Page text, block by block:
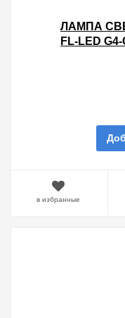
ЛАМПА
FL-LED
в избранные